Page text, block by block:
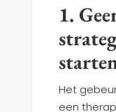
1.
Het
een